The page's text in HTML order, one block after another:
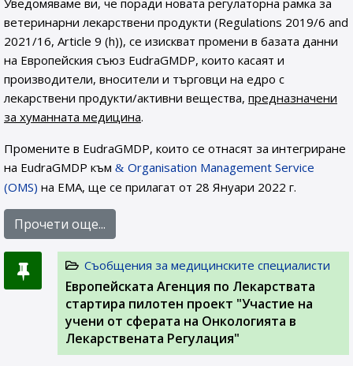
Уведомяваме ви, че поради новата регулаторна рамка за
ветеринарни лекарствени продукти (Regulations 2019/6 and
2021/16, Article 9 (h)), се изискват промени в базата данни
на Европейския съюз EudraGMDP, които касаят и
производители, вносители и търговци на едро с
лекарствени продукти/активни вещества, предназначени
за хуманната медицина.
Промените в EudraGMDP, които се отнасят за интегриране
на EudraGMDP към
Organisation Management Service
(OMS) на EMA, ще се прилагат от 28 Януари 2022 г.
Прочети още...
Съобщения за медицинските специалисти
Европейската Агенция по Лекарствата
стартира пилотен проект "Участие на
учени от сферата на Онкологията в
Лекарствената Регулация"